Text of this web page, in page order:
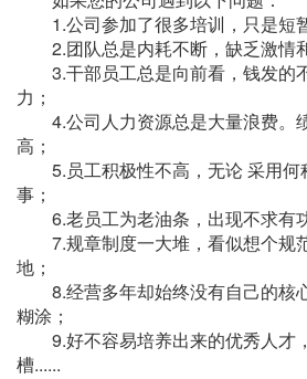
1.公司参加了很多培训，只是短
2.团队总是内耗不断，缺乏激情
3.干部员工总是向前看，钱发的
力；
4.公司人力资源总是大量浪费。
高；
5.员工积极性不高，无论 采用何
事；
6.老员工为老油条，出现不求有
7.规章制度一大堆，看似想个规
地；
8.经营多年却始终没有自己的核
糊涂；
9.好不容易培养出来的优秀人才
槽......